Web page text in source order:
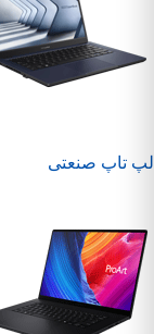
لپ تاپ صنعتی